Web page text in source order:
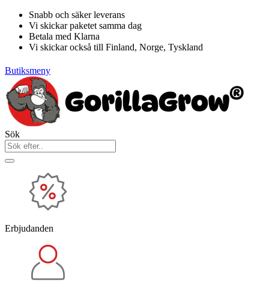
Hoppa
innehåll
Snabb och säker leverans
Vi skickar paketet samma dag
Betala med Klarna
Vi skickar också till Finland, Norge, Tyskland
Butiksmeny
Sök
Erbjudanden